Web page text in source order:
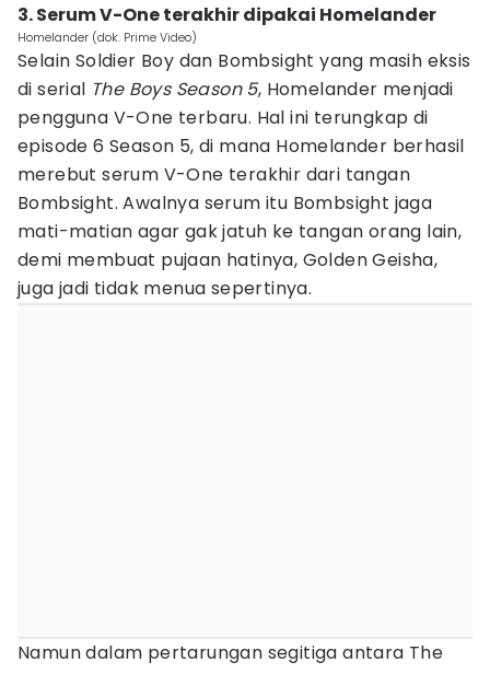
3. Serum V-One terakhir dipakai Homelander
Homelander (dok. Prime Video)
Selain Soldier Boy dan Bombsight yang masih eksis
di serial The Boys Season 5, Homelander menjadi
pengguna V-One terbaru. Hal ini terungkap di
episode 6 Season 5, di mana Homelander berhasil
merebut serum V-One terakhir dari tangan
Bombsight. Awalnya serum itu Bombsight jaga
mati-matian agar gak jatuh ke tangan orang lain,
demi membuat pujaan hatinya, Golden Geisha,
juga jadi tidak menua sepertinya.
Namun dalam pertarungan segitiga antara The